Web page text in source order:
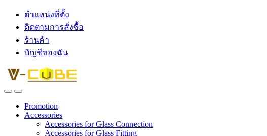
ตำแหน่งที่ตั้ง
ติดตามการสั่งซื้อ
ร้านค้า
บัญชีของฉัน
Promotion
Accessories
Accessories for Glass Connection
Accessories for Glass Fitting